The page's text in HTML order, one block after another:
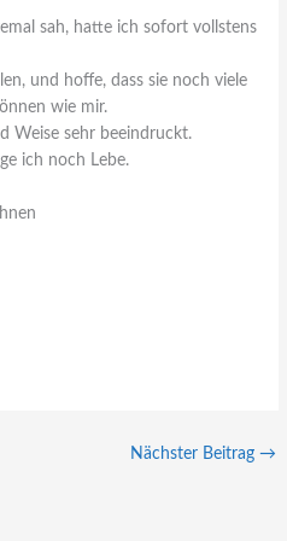
sah, hatte ich sofort vollstens
und hoffe, dass sie noch viele
wie mir.
Weise sehr beeindruckt.
ich noch Lebe.
Nächster Beitrag →